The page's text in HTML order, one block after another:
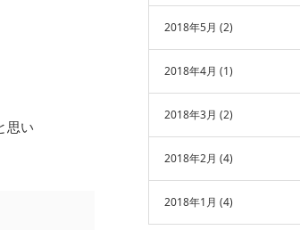
思い
2018年5月 (2)
2018年4月 (1)
2018年3月 (2)
2018年2月 (4)
2018年1月 (4)